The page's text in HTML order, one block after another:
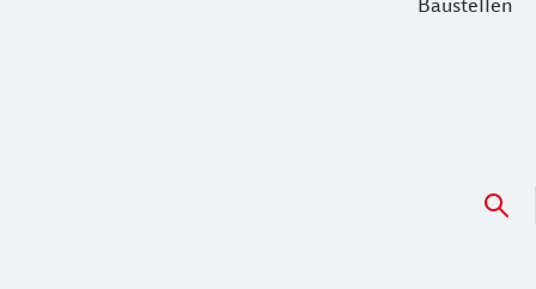
Baustellen